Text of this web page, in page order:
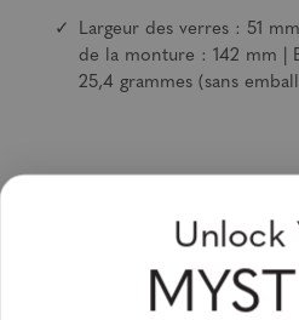
Largeur des verres : 51
de la monture : 142 mm |
25,4 grammes (sans
Sign Up
Sale up to 20% off for your
Unlock